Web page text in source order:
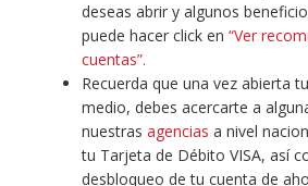
deseas abrir y algunos
puede hacer click en “Ver
cuentas”.
Recuerda que una vez abierta
medio, debes acercarte a
nuestras agencias a nivel
tu Tarjeta de Débito VISA, así
desbloqueo de tu cuenta de